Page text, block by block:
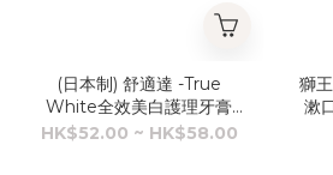
(日本制) 舒適達 -True
White全效美白護理牙膏
80g
HK$52.00 ~ HK$58.00
獅
漱